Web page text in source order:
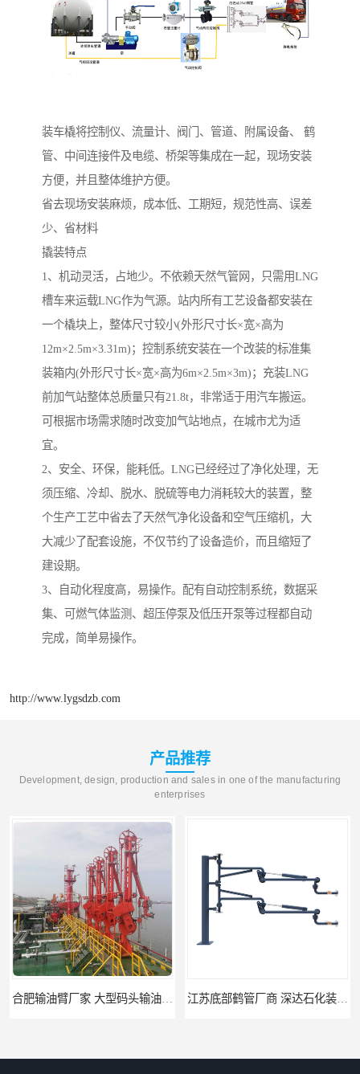
装车橇将控制仪、流量计、阀门、管道、附属设备、 鹤
管、中间连接件及电缆、桥架等集成在一起，现场安装
方便，并且整体维护方便。
省去现场安装麻烦，成本低、工期短，规范性高、误差
少、省材料
撬装特点
1、机动灵活，占地少。不依赖天然气管网，只需用LNG
槽车来运载LNG作为气源。站内所有工艺设备都安装在
一个橇块上，整体尺寸较小(外形尺寸长×宽×高为
12m×2.5m×3.31m)；控制系统安装在一个改装的标准集
装箱内(外形尺寸长×宽×高为6m×2.5m×3m)；充装LNG
前加气站整体总质量只有21.8t，非常适于用汽车搬运。
可根据市场需求随时改变加气站地点，在城市尤为适
宜。
2、安全、环保，能耗低。LNG已经经过了净化处理，无
须压缩、冷却、脱水、脱硫等电力消耗较大的装置，整
个生产工艺中省去了天然气净化设备和空气压缩机，大
大减少了配套设施，不仅节约了设备造价，而且缩短了
建设期。
3、自动化程度高，易操作。配有自动控制系统，数据采
集、可燃气体监测、超压停泵及低压开泵等过程都自动
完成，简单易操作。
http://www.lygsdzb.com
产品推荐
Development, design, production and sales in one of the manufacturing
enterprises